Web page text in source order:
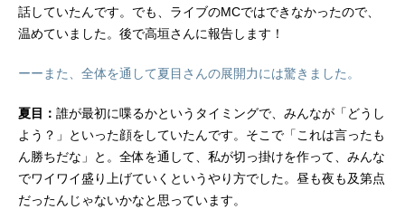
話していたんです。でも、ライブのMCではできなかったので、
温めていました。後で高垣さんに報告します！
ーーまた、全体を通して夏目さんの展開力には驚きました。
夏目： 誰が最初に喋るかというタイミングで、みんなが「どうし
よう？」といった顔をしていたんです。そこで「これは言ったも
ん勝ちだな」と。全体を通して、私が切っ掛けを作って、みんな
でワイワイ盛り上げていくというやり方でした。昼も夜も及第点
だったんじゃないかなと思っています。